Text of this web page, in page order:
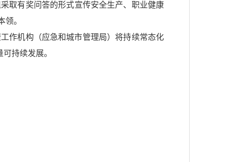
取有奖问答的形式宣传安全生产、职业健康
。
作机构（应急和城市管理局）将持续常态化
持续发展。